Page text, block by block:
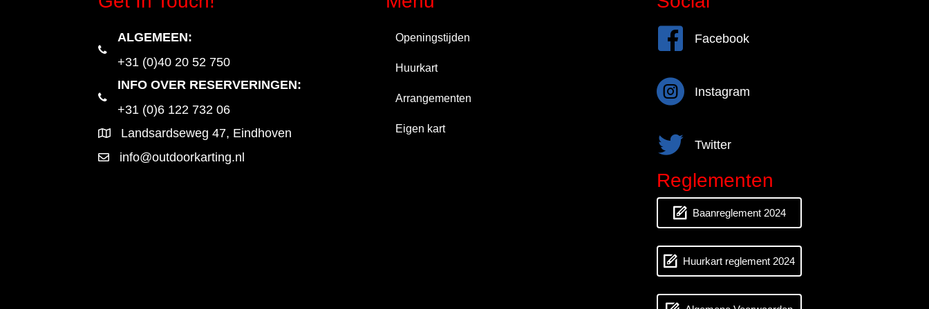
ALGEMEEN:
+31 (0)40 20 52 750
INFO OVER RESERVERINGEN:
+31 (0)6 122 732 06
Landsardseweg 47, Eindhoven
info@outdoorkarting.nl
Openingstijden
Huurkart
Arrangementen
Eigen kart
FacebookFacebook
InstagramInstagram
Twitter Twitter
Reglementen
Baanreglement 2024
Huurkart reglement 2024